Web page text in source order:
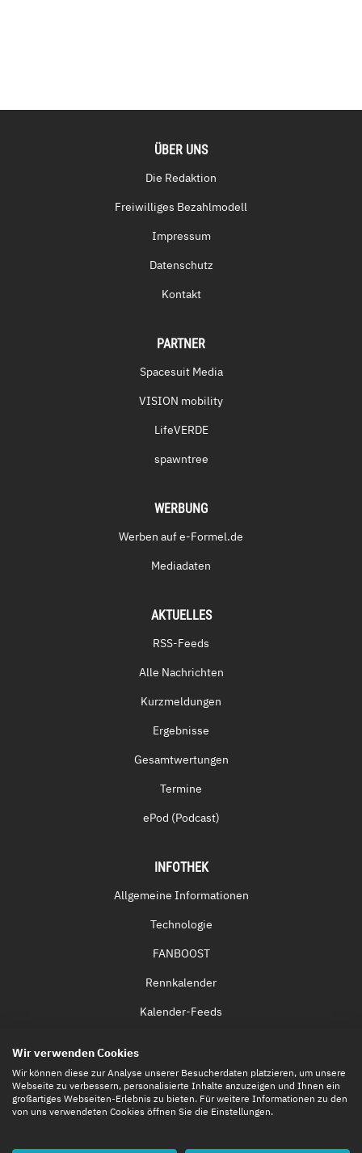
ÜBER UNS
Die Redaktion
Freiwilliges Bezahlmodell
Impressum
Datenschutz
Kontakt
PARTNER
Spacesuit Media
VISION mobility
LifeVERDE
spawntree
WERBUNG
Werben auf e-Formel.de
Mediadaten
AKTUELLES
RSS-Feeds
Alle Nachrichten
Kurzmeldungen
Ergebnisse
Gesamtwertungen
Termine
ePod (Podcast)
INFOTHEK
Allgemeine Informationen
Technologie
FANBOOST
Rennkalender
Kalender-Feeds
Eintrittskarten
Wir verwenden Cookies
Wir können diese zur Analyse unserer Besucherdaten platzieren, um unsere
Webseite zu verbessern, personalisierte Inhalte anzuzeigen und Ihnen ein
großartiges Webseiten-Erlebnis zu bieten. Für weitere Informationen zu den
von uns verwendeten Cookies öffnen Sie die Einstellungen.